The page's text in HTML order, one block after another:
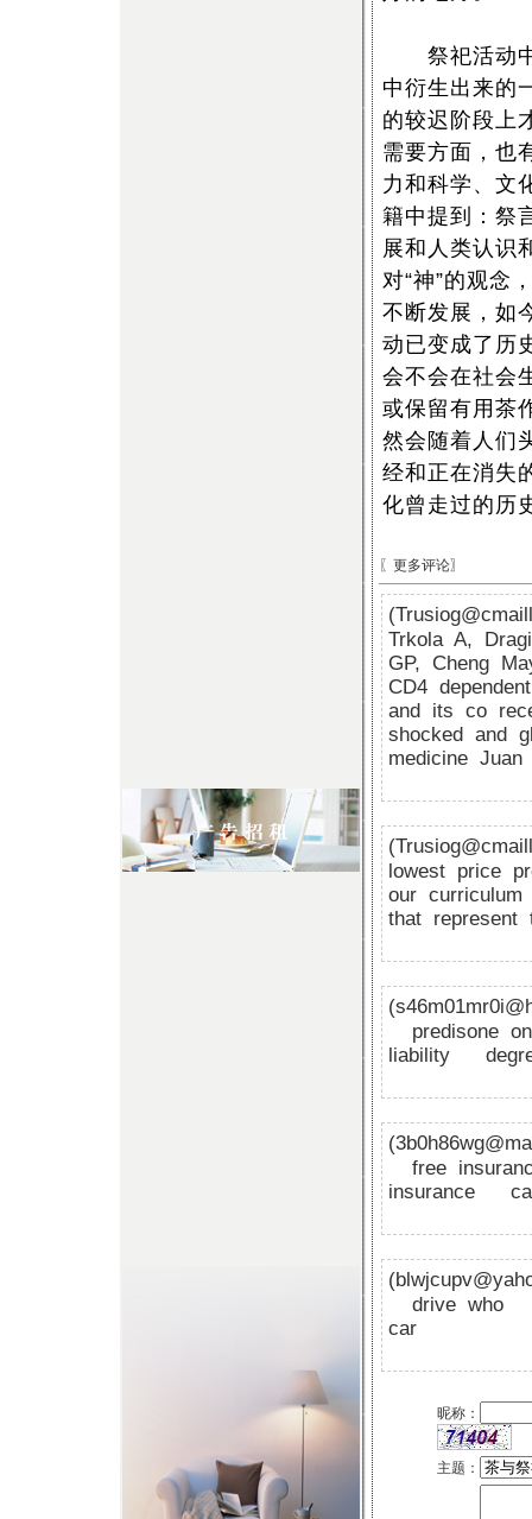
祭祀活动中
中衍生出来的
的较迟阶段上
需要方面，也
力和科学、文
籍中提到：祭
展和人类认识
对“神”的观念
不断发展，如
动已变成了历
会不会在社会
或保留有用茶
然会随着人们
经和正在消失
化曾走过的历
〖更多评论〗
Trkola A,
GP, Cheng
CD4
and its co
shocked and
medicine Juan
lowest price
our
that represent
liability
free
insurance
drive
car
昵称：
主题：